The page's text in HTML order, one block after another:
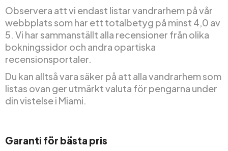
Observera att vi endast listar vandrarhem på vår
webbplats som har ett totalbetyg på minst 4,0 av
5. Vi har sammanställt alla recensioner från olika
bokningssidor och andra opartiska
recensionsportaler.
Du kan alltså vara säker på att alla vandrarhem som
listas ovan ger utmärkt valuta för pengarna under
din vistelse i Miami.
Garanti för bästa pris